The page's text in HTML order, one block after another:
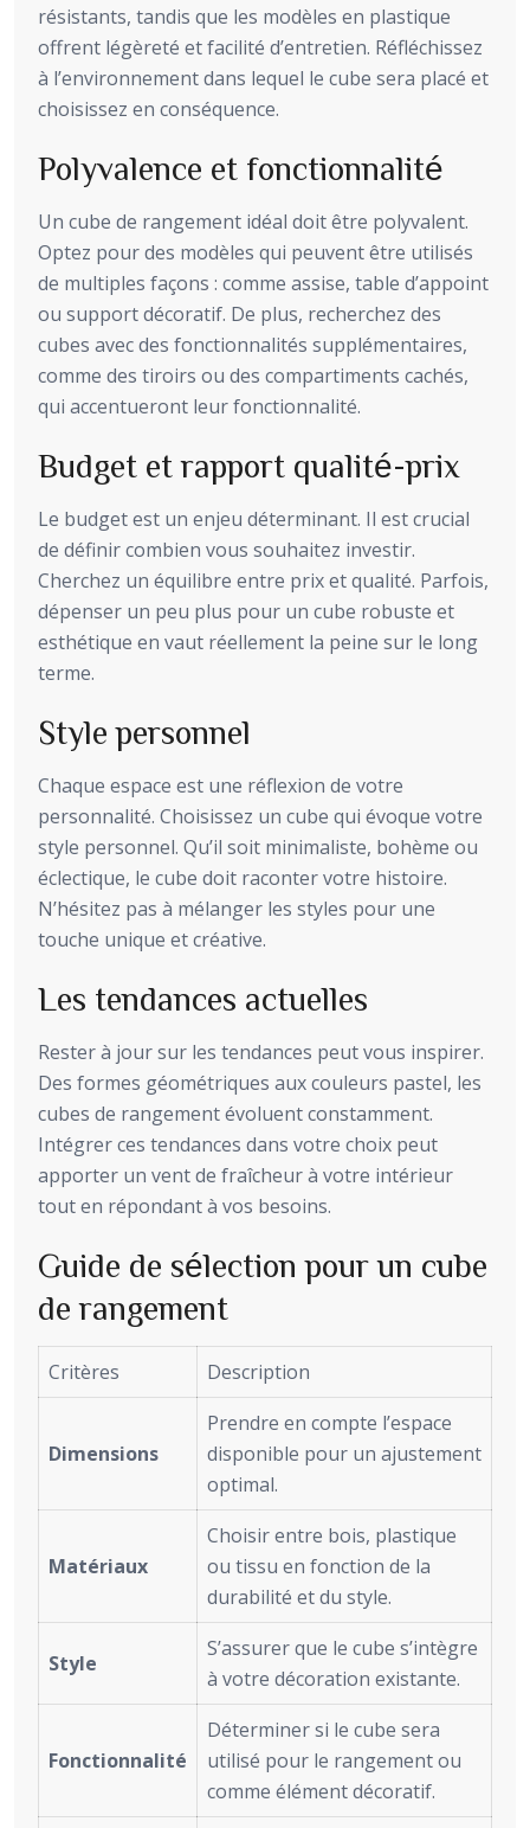
résistants, tandis que les modèles en plastique
offrent légèreté et facilité d’entretien. Réfléchissez
à l’environnement dans lequel le cube sera placé et
choisissez en conséquence.
Polyvalence et fonctionnalité
Un cube de rangement idéal doit être polyvalent.
Optez pour des modèles qui peuvent être utilisés
de multiples façons : comme assise, table d’appoint
ou support décoratif. De plus, recherchez des
cubes avec des fonctionnalités supplémentaires,
comme des tiroirs ou des compartiments cachés,
qui accentueront leur fonctionnalité.
Budget et rapport qualité-prix
Le budget est un enjeu déterminant. Il est crucial
de définir combien vous souhaitez investir.
Cherchez un équilibre entre prix et qualité. Parfois,
dépenser un peu plus pour un cube robuste et
esthétique en vaut réellement la peine sur le long
terme.
Style personnel
Chaque espace est une réflexion de votre
personnalité. Choisissez un cube qui évoque votre
style personnel. Qu’il soit minimaliste, bohème ou
éclectique, le cube doit raconter votre histoire.
N’hésitez pas à mélanger les styles pour une
touche unique et créative.
Les tendances actuelles
Rester à jour sur les tendances peut vous inspirer.
Des formes géométriques aux couleurs pastel, les
cubes de rangement évoluent constamment.
Intégrer ces tendances dans votre choix peut
apporter un vent de fraîcheur à votre intérieur
tout en répondant à vos besoins.
Guide de sélection pour un cube
de rangement
Critères Description
Dimensions
Prendre en compte l’espace
disponible pour un ajustement
optimal.
Matériaux
Choisir entre bois, plastique
ou tissu en fonction de la
durabilité et du style.
Style
S’assurer que le cube s’intègre
à votre décoration existante.
Fonctionnalité
Déterminer si le cube sera
utilisé pour le rangement ou
comme élément décoratif.